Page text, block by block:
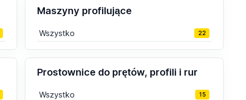
Maszyny profilujące
Wszystko 22
Prostownice do prętów, profili i rur
Wszystko 15